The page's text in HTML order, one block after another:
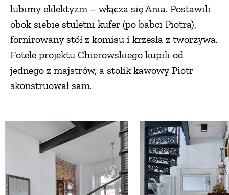
lubimy eklektyzm – włącza się Ania. Postawili
obok siebie stuletni kufer (po babci Piotra),
fornirowany stół z komisu i krzesła z tworzywa.
Fotele projektu Chierowskiego kupili od
jednego z majstrów, a stolik kawowy Piotr
skonstruował sam.